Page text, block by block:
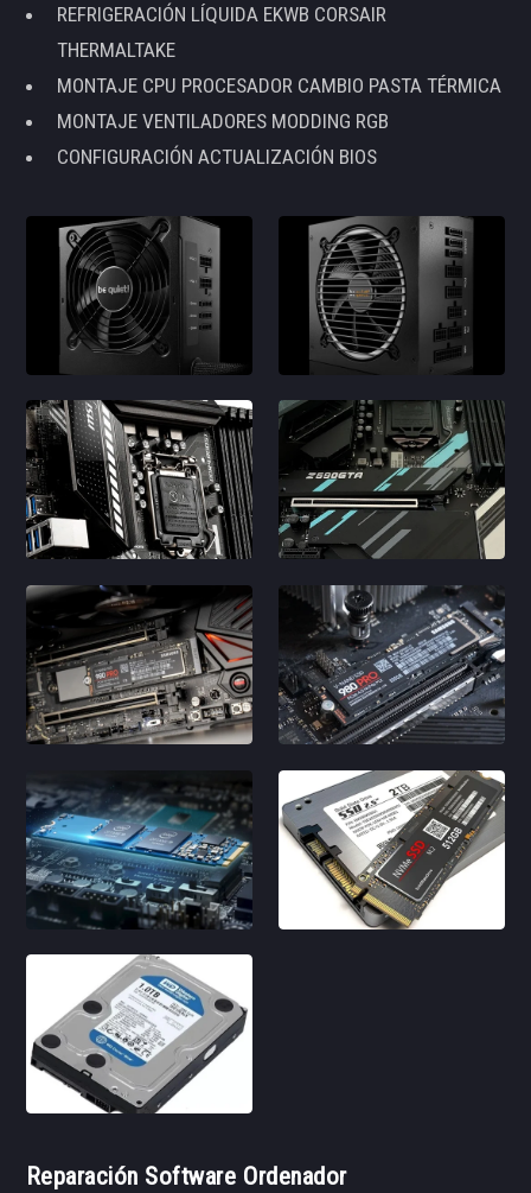
REFRIGERACIÓN LÍQUIDA EKWB CORSAIR
THERMALTAKE
MONTAJE CPU PROCESADOR CAMBIO PASTA TÉRMICA
MONTAJE VENTILADORES MODDING RGB
CONFIGURACIÓN ACTUALIZACIÓN BIOS
Reparación Software Ordenador